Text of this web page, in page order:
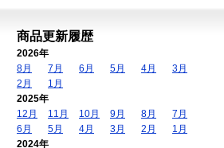
商品更新履歴
2026年
8月
7月 6月 5月 4月
3月
2月
1月
2025年
12月
11月 10月 9月 8月
7月
6月
5月 4月 3月 2月
1月
2024年